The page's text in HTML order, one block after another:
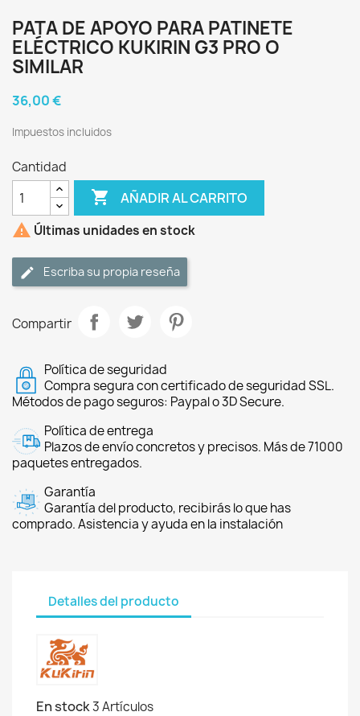
PATA DE APOYO PARA PATINETE
ELÉCTRICO KUKIRIN G3 PRO O
SIMILAR
36,00 €
Impuestos incluidos
Cantidad
 AÑADIR AL CARRITO
 Últimas unidades en stock
Escriba su propia reseña
Compartir
Política de seguridad
Compra segura con certificado de seguridad SSL.
Métodos de pago seguros: Paypal o 3D Secure.
Política de entrega
Plazos de envío concretos y precisos. Más de 71000
paquetes entregados.
Garantía
Garantía del producto, recibirás lo que has
comprado. Asistencia y ayuda en la instalación
Detalles del producto
En stock3 Artículos